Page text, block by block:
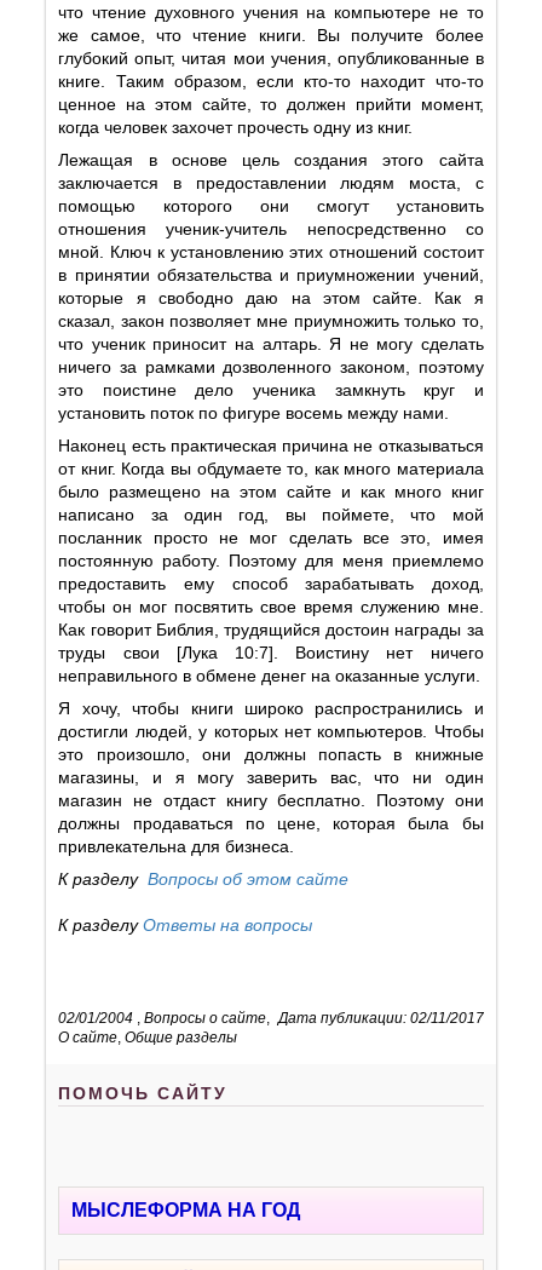
что чтение духовного учения на компьютере не то
же самое, что чтение книги. Вы получите более
глубокий опыт, читая мои учения, опубликованные в
книге. Таким образом, если кто-то находит что-то
ценное на этом сайте, то должен прийти момент,
когда человек захочет прочесть одну из книг.
Лежащая в основе цель создания этого сайта
заключается в предоставлении людям моста, с
помощью которого они смогут установить
отношения ученик-учитель непосредственно со
мной. Ключ к установлению этих отношений состоит
в принятии обязательства и приумножении учений,
которые я свободно даю на этом сайте. Как я
сказал, закон позволяет мне приумножить только то,
что ученик приносит на алтарь. Я не могу сделать
ничего за рамками дозволенного законом, поэтому
это поистине дело ученика замкнуть круг и
установить поток по фигуре восемь между нами.
Наконец есть практическая причина не отказываться
от книг. Когда вы обдумаете то, как много материала
было размещено на этом сайте и как много книг
написано за один год, вы поймете, что мой
посланник просто не мог сделать все это, имея
постоянную работу. Поэтому для меня приемлемо
предоставить ему способ зарабатывать доход,
чтобы он мог посвятить свое время служению мне.
Как говорит Библия, трудящийся достоин награды за
труды свои [Лука 10:7]. Воистину нет ничего
неправильного в обмене денег на оказанные услуги.
Я хочу, чтобы книги широко распространились и
достигли людей, у которых нет компьютеров. Чтобы
это произошло, они должны попасть в книжные
магазины, и я могу заверить вас, что ни один
магазин не отдаст книгу бесплатно. Поэтому они
должны продаваться по цене, которая была бы
привлекательна для бизнеса.
К разделуВопросы об этом сайте
К разделуОтветы на вопросы
02/01/2004 Дата публикации: 02/11/2017
,Вопросы о сайте
О сайте ,Общие разделы
ПОМОЧЬ САЙТУ
МЫСЛЕФОРМА НА ГОД